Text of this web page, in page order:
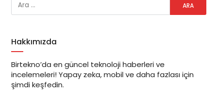
Hakkımızda
Birtekno’da en güncel teknoloji haberleri ve
incelemeleri! Yapay zeka, mobil ve daha fazlası için
şimdi keşfedin.